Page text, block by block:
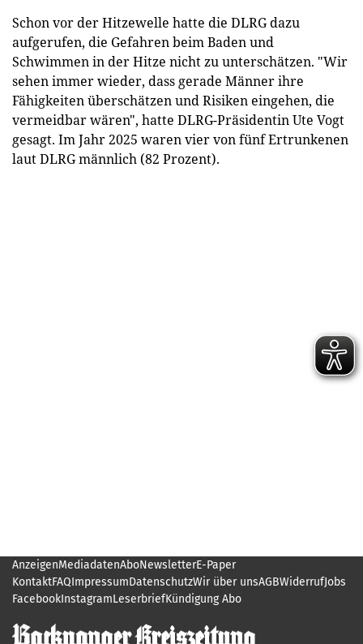
Schon vor der Hitzewelle hatte die DLRG dazu
aufgerufen, die Gefahren beim Baden und
Schwimmen in der Hitze nicht zu unterschätzen. "Wir
sehen immer wieder, dass gerade Männer ihre
Fähigkeiten überschätzen und Risiken eingehen, die
vermeidbar wären", hatte DLRG-Präsidentin Ute Vogt
gesagt. Im Jahr 2025 waren vier von fünf Ertrunkenen
laut DLRG männlich (82 Prozent).
AnzeigenMediadatenAboNewsletterE-Paper
KontaktFAQImpressumDatenschutzWir über unsAGBWiderrufJobs
FacebookInstagramLeserbriefKündigung Abo